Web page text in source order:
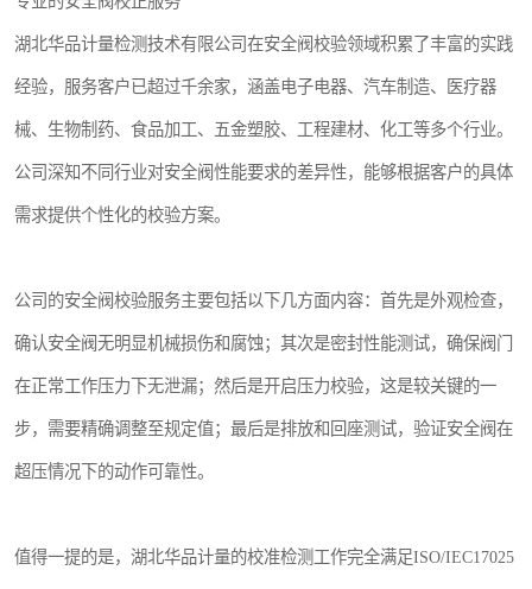
湖北华品计量检测技术有限公司在安全阀校验领域积累了丰富的实践
经验，服务客户已超过千余家，涵盖电子电器、汽车制造、医疗器
械、生物制药、食品加工、五金塑胶、工程建材、化工等多个行业。
公司深知不同行业对安全阀性能要求的差异性，能够根据客户的具体
需求提供个性化的校验方案。
公司的安全阀校验服务主要包括以下几方面内容：首先是外观检查，
确认安全阀无明显机械损伤和腐蚀；其次是密封性能测试，确保阀门
在正常工作压力下无泄漏；然后是开启压力校验，这是较关键的一
步，需要精确调整至规定值；最后是排放和回座测试，验证安全阀在
超压情况下的动作可靠性。
值得一提的是，湖北华品计量的校准检测工作完全满足ISO/IEC17025